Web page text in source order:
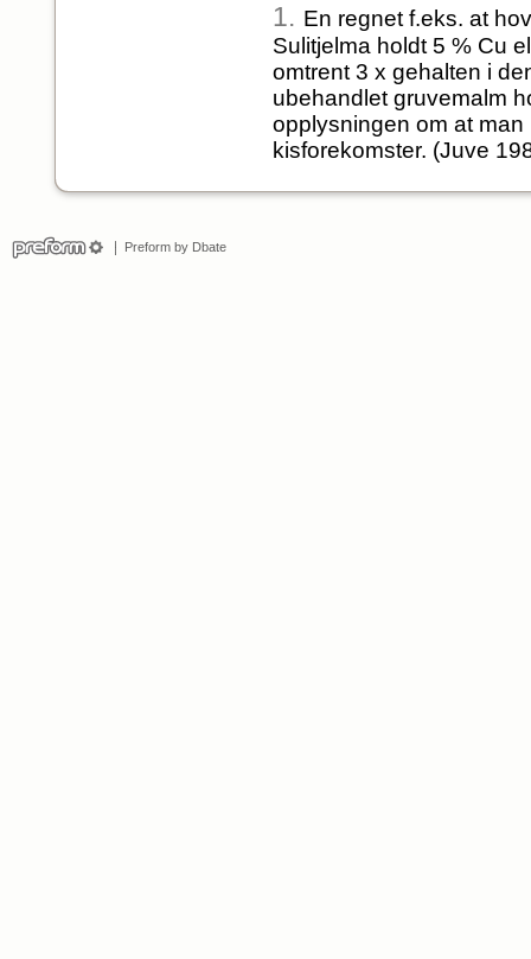
1. En regnet f.eks. at
Sulitjelma holdt 5 % Cu
omtrent 3 x gehalten i
ubehandlet gruvemalm
opplysningen om at
kisforekomster. (Juve
Preform by Dbate